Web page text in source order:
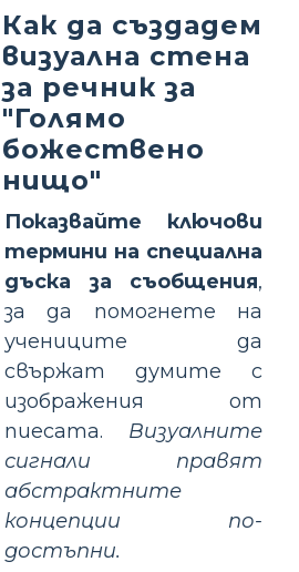
Как да създадем
визуална стена
за речник за
"Голямо
божествено
нищо"
Показвайте ключови
термини на специална
дъска за съобщения,
за да помогнете на
учениците да
свържат думите с
изображения от
пиесата. Визуалните
сигнали правят
абстрактните
концепции по-
достъпни.